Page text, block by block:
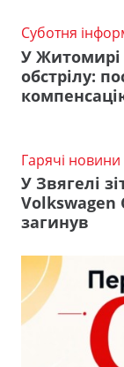
Суботня
У Житомирі
обстрілу:
Гарячі новини
У Звягелі
Volkswagen
загинув